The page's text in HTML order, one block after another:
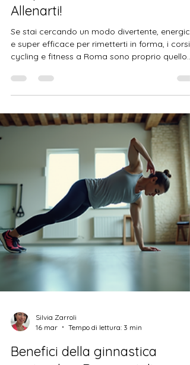
Silvia Zarroli
Tempo di lettura: 4 min
Corsi Cycling e Fitness Roma:
Allenarti!
e super efficace per rimetterti in forma, i corsi
cycling e fitness a Roma sono proprio quello
che fa per te! Immagina di pedalare a ritmo di
musica, circondato da persone motivate
te, mentre bruci calorie e migliori la tua
resistenza. Ti sembra un sogno? Ti assicuro
è realtà, e oggi ti racconto tutto quello che
sapere per iniziare questa avventura. Perché
scegliere i corsi cycling e fitness a Roma?
è una cit